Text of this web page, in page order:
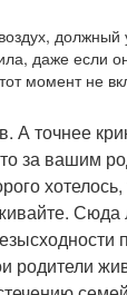
должный
даже если
момент не
А точнее
за вашим
Сюда
родители